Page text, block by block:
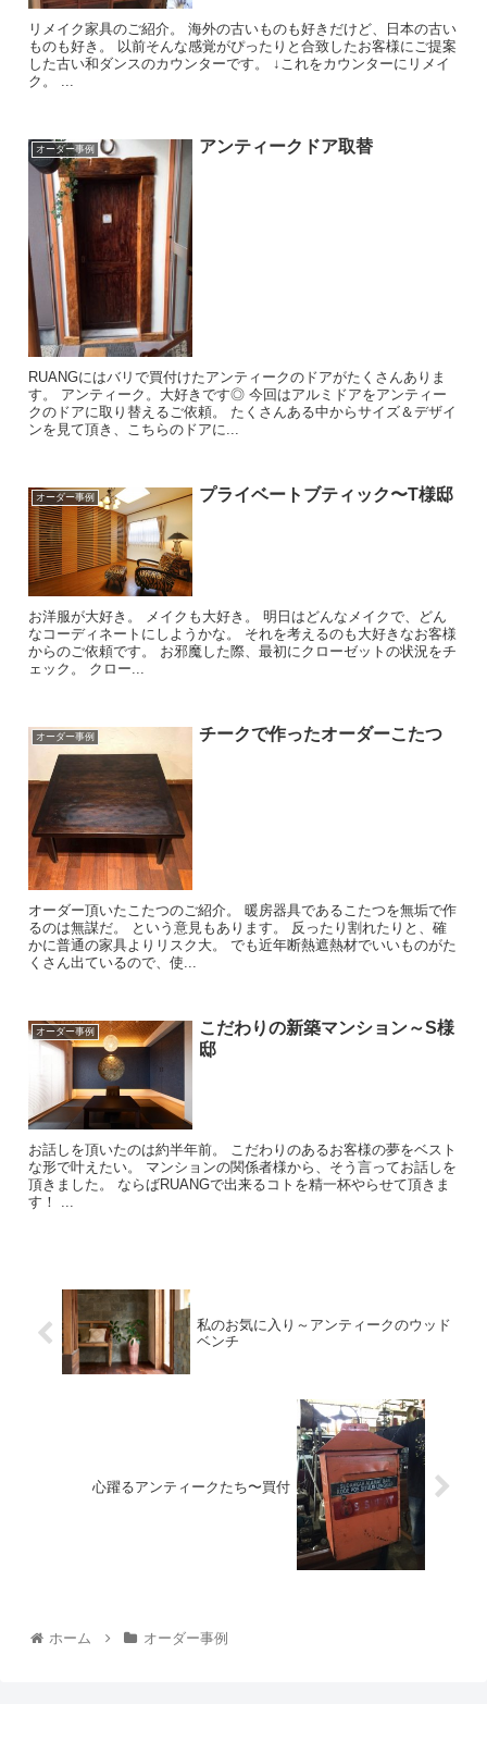
リメイク家具のご紹介。 海外の古いものも好きだけど、日本の古い
ものも好き。 以前そんな感覚がぴったりと合致したお客様にご提案
した古い和ダンスのカウンターです。 ↓これをカウンターにリメイ
ク。 ...
オーダー事例 アンティークドア取替
RUANGにはバリで買付けたアンティークのドアがたくさんありま
す。 アンティーク。大好きです◎ 今回はアルミドアをアンティー
クのドアに取り替えるご依頼。 たくさんある中からサイズ＆デザイ
ンを見て頂き、こちらのドアに...
オーダー事例 プライベートブティック〜T様邸
お洋服が大好き。 メイクも大好き。 明日はどんなメイクで、どん
なコーディネートにしようかな。 それを考えるのも大好きなお客様
からのご依頼です。 お邪魔した際、最初にクローゼットの状況をチ
ェック。 クロー...
オーダー事例 チークで作ったオーダーこたつ
オーダー頂いたこたつのご紹介。 暖房器具であるこたつを無垢で作
るのは無謀だ。 という意見もあります。 反ったり割れたりと、確
かに普通の家具よりリスク大。 でも近年断熱遮熱材でいいものがた
くさん出ているので、使...
オーダー事例
こだわりの新築マンション～S様
邸
お話しを頂いたのは約半年前。 こだわりのあるお客様の夢をベスト
な形で叶えたい。 マンションの関係者様から、そう言ってお話しを
頂きました。 ならばRUANGで出来るコトを精一杯やらせて頂きま
す！ ...
私のお気に入り～アンティークのウッド
ベンチ
心躍るアンティークたち〜買付
ホーム オーダー事例